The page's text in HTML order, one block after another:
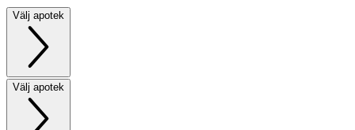
Välj apotek
Välj apotek